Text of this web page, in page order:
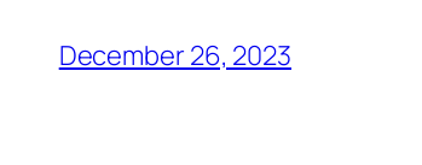
December 26, 2023